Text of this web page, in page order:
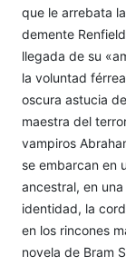
que le arrebata
demente
llegada de su
la voluntad
oscura astucia
maestra del
vampiros
se embarcan en
ancestral, en
identidad, la
en los rincones
novela de Bram